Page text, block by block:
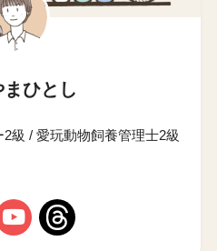
ひとし
級 / 愛玩動物飼養管理士2級